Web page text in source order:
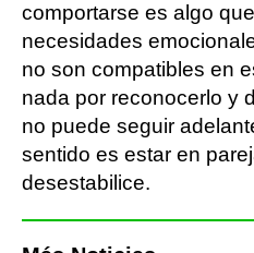
comportarse es algo
necesidades
no son compatibles en
nada por reconocerlo y
no puede seguir
sentido es estar en
desestabilice.